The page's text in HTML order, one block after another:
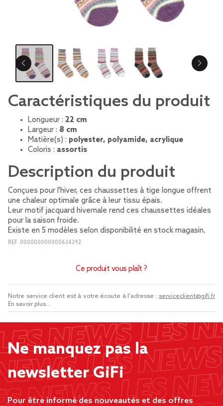
Caractéristiques du produit
Longueur : 22 cm
Largeur : 8 cm
Matière(s) : polyester, polyamide, acrylique
Coloris : assortis
Description du produit
Conçues pour l'hiver, ces chaussettes à tige longue offrent
une chaleur optimale grâce à leur tissu épais.
Leur motif jacquard hivernale rend ces chaussettes idéales
pour la saison froide.
Existe en 5 modèles selon disponibilité en stock magasin.
REF. 000000000000634392
Ce produit vous plaît ?
Notre service client est à votre écoute à l'adresse : serviceclient@gifi.fr
En savoir plus...
Ne manquez pas la
newsletter GiFi
Pour être informé des nouveautés et des offres